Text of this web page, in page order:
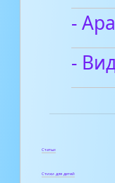
-
-
Статьи
Стихи для детей